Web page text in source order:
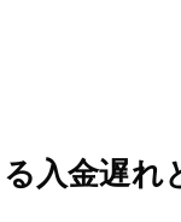
入金遅れ